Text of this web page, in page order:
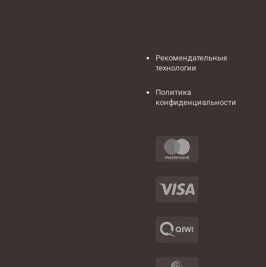
Рекомендательные
технологии
Политика
конфиденциальности